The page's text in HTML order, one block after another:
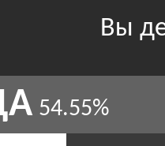
Вы
54.55%